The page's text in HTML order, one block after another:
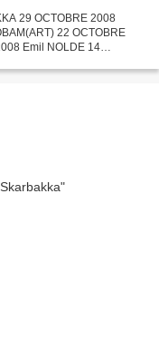
29 OCTOBRE 2008
22 OCTOBRE
Emil NOLDE 14